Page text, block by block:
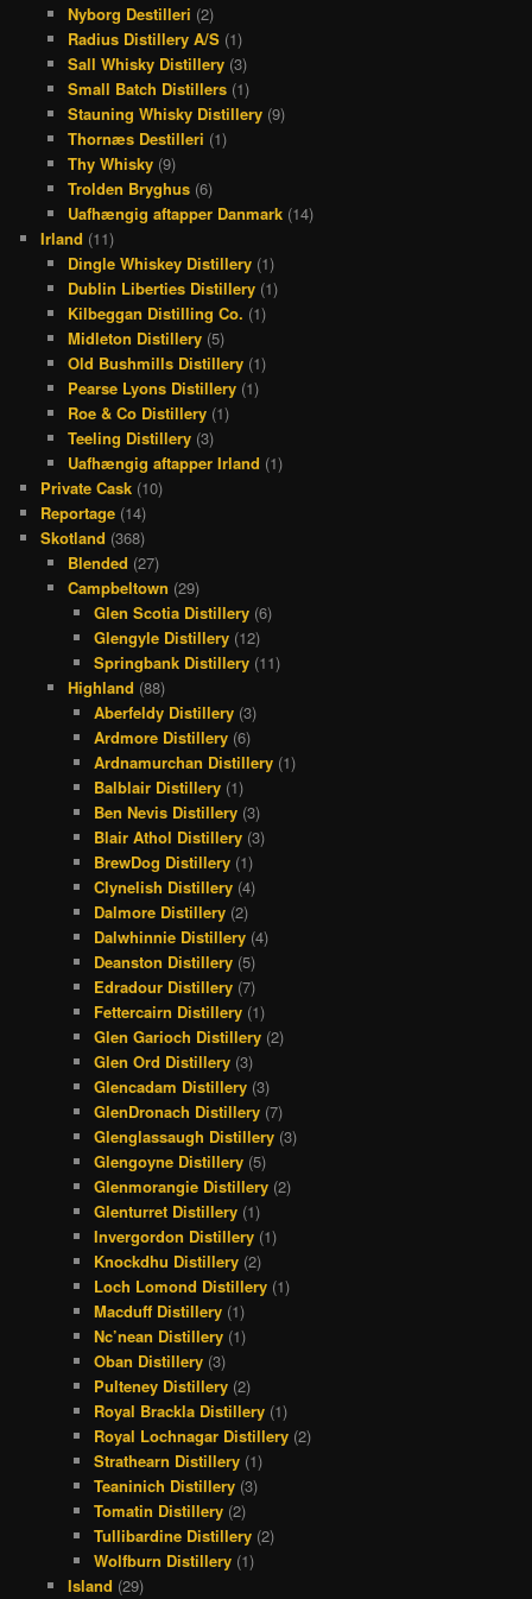
Nyborg Destilleri (2)
Radius Distillery A/S(1)
Sall Whisky Distillery(3)
Small Batch Distillers(1)
Stauning Whisky Distillery(9)
Thornæs Destilleri (1)
Thy Whisky(9)
Trolden Bryghus(6)
Uafhængig aftapper Danmark(14)
Irland (11)
Dingle Whiskey Distillery(1)
Dublin Liberties Distillery(1)
Kilbeggan Distilling Co. (1)
Midleton Distillery(5)
Old Bushmills Distillery(1)
Pearse Lyons Distillery(1)
Roe & Co Distillery(1)
Teeling Distillery(3)
Uafhængig aftapper Irland (1)
Private Cask (10)
Reportage (14)
Skotland (368)
Blended (27)
Campbeltown (29)
Glen Scotia Distillery (6)
Glengyle Distillery (12)
Springbank Distillery (11)
Highland (88)
Aberfeldy Distillery (3)
Ardmore Distillery (6)
Ardnamurchan Distillery (1)
Balblair Distillery (1)
Ben Nevis Distillery (3)
Blair Athol Distillery (3)
BrewDog Distillery (1)
Clynelish Distillery (4)
Dalmore Distillery (2)
Dalwhinnie Distillery (4)
Deanston Distillery (5)
Edradour Distillery (7)
Fettercairn Distillery (1)
Glen Garioch Distillery (2)
Glen Ord Distillery (3)
Glencadam Distillery (3)
GlenDronach Distillery (7)
Glenglassaugh Distillery (3)
Glengoyne Distillery (5)
Glenmorangie Distillery (2)
Glenturret Distillery (1)
Invergordon Distillery (1)
Knockdhu Distillery (2)
Loch Lomond Distillery (1)
Macduff Distillery (1)
Nc’nean Distillery (1)
Oban Distillery (3)
Pulteney Distillery (2)
Royal Brackla Distillery (1)
Royal Lochnagar Distillery (2)
Strathearn Distillery (1)
Teaninich Distillery (3)
Tomatin Distillery (2)
Tullibardine Distillery (2)
Wolfburn Distillery (1)
Island (29)